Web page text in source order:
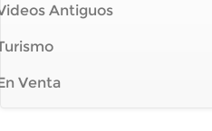
Antiguos
Venta